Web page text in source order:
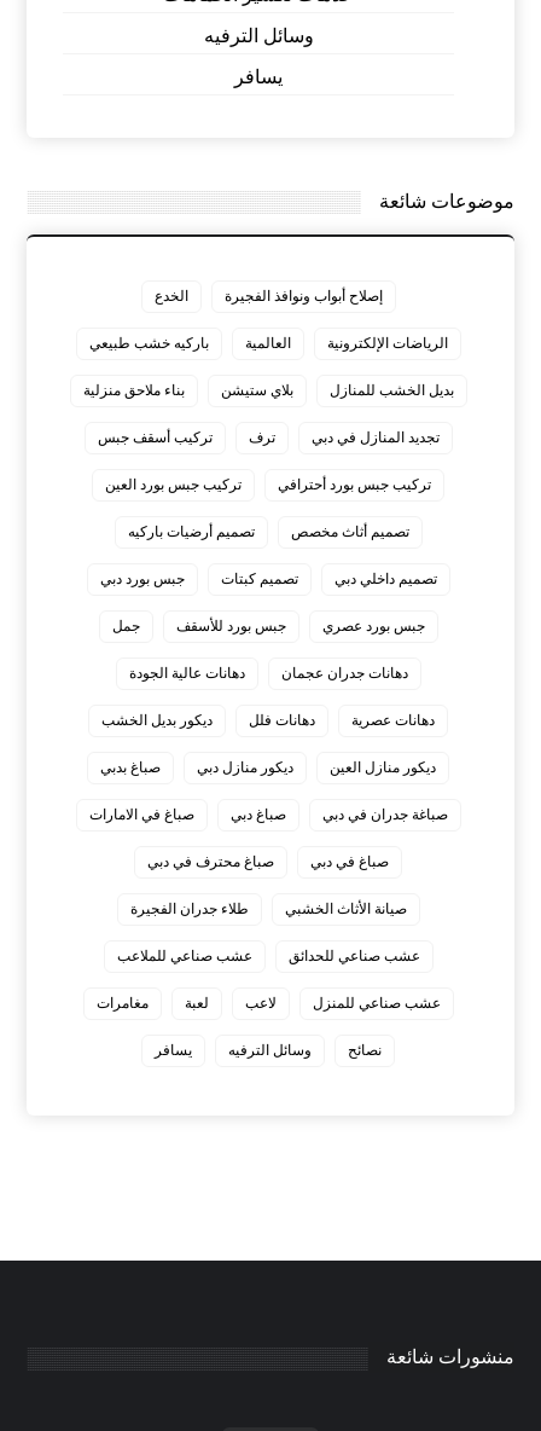
وسائل الترفيه
يسافر
موضوعات شائعة
إصلاح أبواب ونوافذ الفجيرة الخدع
الرياضات الإلكترونية العالمية باركيه خشب طبيعي
بديل الخشب للمنازل بلاي ستيشن بناء ملاحق منزلية
تجديد المنازل في دبي ترف تركيب أسقف جبس
تركيب جبس بورد أحترافي تركيب جبس بورد العين
تصميم أثاث مخصص تصميم أرضيات باركيه
تصميم داخلي دبي تصميم كبتات جبس بورد دبي
جبس بورد عصري جبس بورد للأسقف جمل
دهانات جدران عجمان دهانات عالية الجودة
دهانات عصرية دهانات فلل ديكور بديل الخشب
ديكور منازل العين ديكور منازل دبي صباغ بدبي
صباغة جدران في دبي صباغ دبي صباغ في الامارات
صباغ في دبي صباغ محترف في دبي
صيانة الأثاث الخشبي طلاء جدران الفجيرة
عشب صناعي للحدائق عشب صناعي للملاعب
عشب صناعي للمنزل لاعب لعبة مغامرات
نصائح وسائل الترفيه يسافر
منشورات شائعة